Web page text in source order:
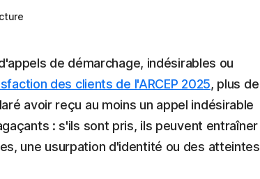
de démarchage, indésirables ou
des clients de l'ARCEP 2025, plus de
avoir reçu au moins un appel indésirable
: s'ils sont pris, ils peuvent entraîner
une usurpation d'identité ou des atteintes